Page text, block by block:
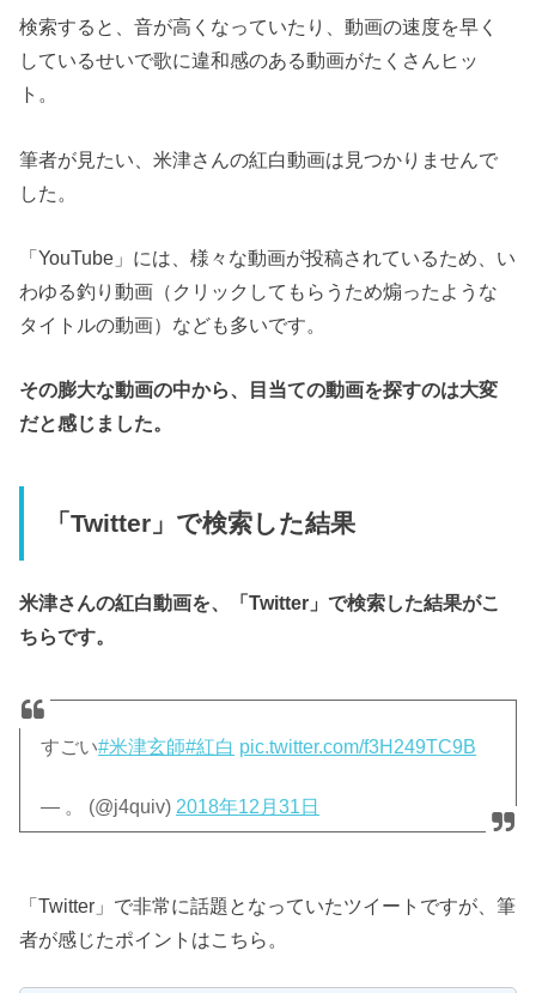
検索すると、音が高くなっていたり、動画の速度を早く
しているせいで歌に違和感のある動画がたくさんヒッ
ト。
筆者が見たい、米津さんの紅白動画は見つかりませんで
した。
「YouTube」には、様々な動画が投稿されているため、い
わゆる釣り動画（クリックしてもらうため煽ったような
タイトルの動画）なども多いです。
その膨大な動画の中から、目当ての動画を探すのは大変
だと感じました。
「Twitter」で検索した結果
米津さんの紅白動画を、「Twitter」で検索した結果がこ
ちらです。
すごい#米津玄師#紅白 pic.twitter.com/f3H249TC9B
— 。 (@j4quiv) 2018年12月31日
「Twitter」で非常に話題となっていたツイートですが、筆
者が感じたポイントはこちら。